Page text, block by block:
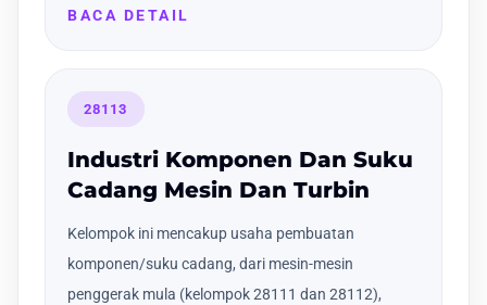
BACA DETAIL
28113
Industri Komponen Dan Suku
Cadang Mesin Dan Turbin
Kelompok ini mencakup usaha pembuatan
komponen/suku cadang, dari mesin-mesin
penggerak mula (kelompok 28111 dan 28112),